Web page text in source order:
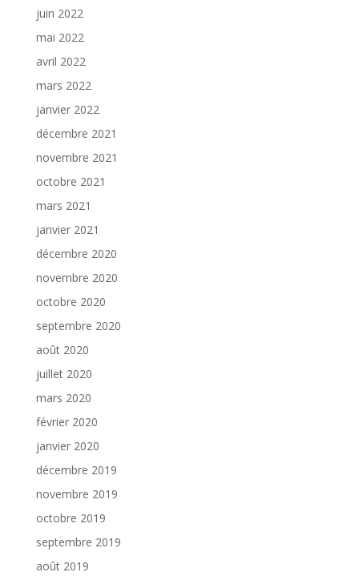
juin 2022
mai 2022
avril 2022
mars 2022
janvier 2022
décembre 2021
novembre 2021
octobre 2021
mars 2021
janvier 2021
décembre 2020
novembre 2020
octobre 2020
septembre 2020
août 2020
juillet 2020
mars 2020
février 2020
janvier 2020
décembre 2019
novembre 2019
octobre 2019
septembre 2019
août 2019